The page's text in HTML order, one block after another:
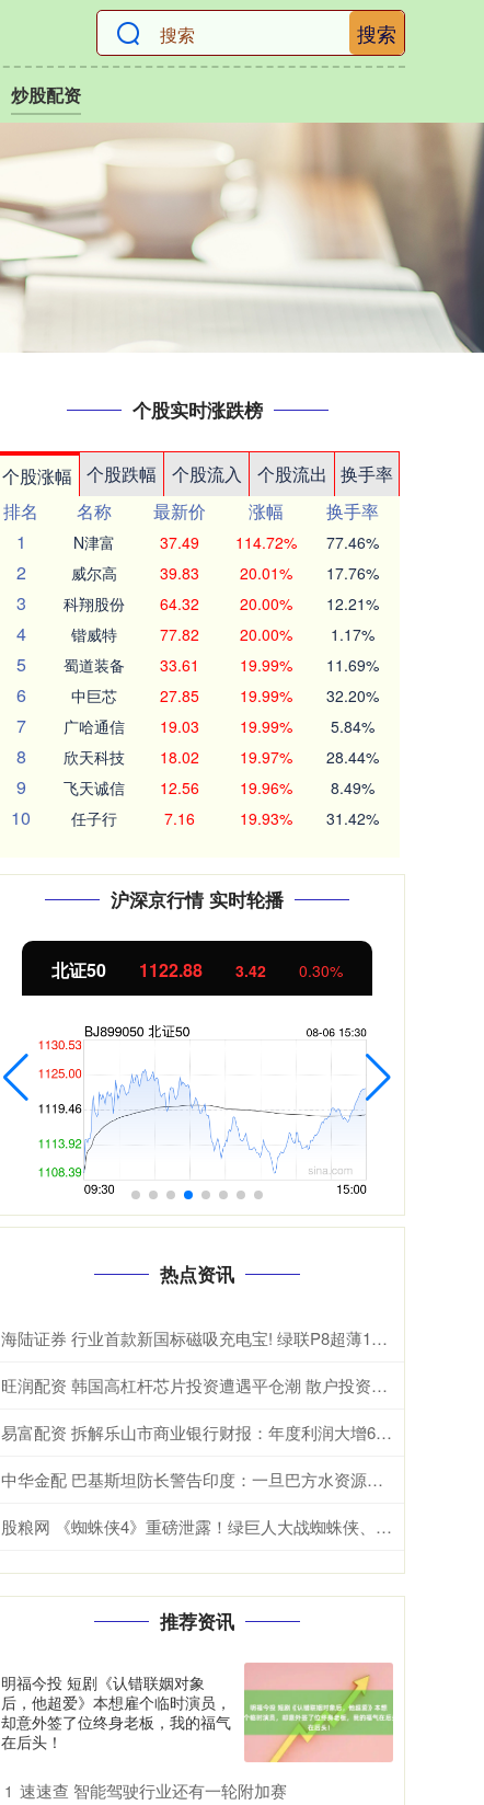
搜索
炒股配资
个股实时涨跌榜
个股涨幅 个股跌幅 个股流入 个股流出
换手率
排名
名称 最新价 涨幅
换手率
1
N津富 37.49 114.72% 77.46%
2 威尔高 39.83 20.01% 17.76%
3 科翔股份 64.32 20.00% 12.21%
4 锴威特 77.82 20.00% 1.17%
5 蜀道装备 33.61 19.99% 11.69%
6 中巨芯 27.85 19.99% 32.20%
7 广哈通信 19.03 19.99% 5.84%
8 欣天科技 18.02 19.97% 28.44%
9 飞天诚信 12.56 19.96% 8.49%
10 任子行 7.16 19.93% 31.42%
沪深京行情 实时轮播
创业板指 3515.56 -19.58 -0.55%
热点资讯
海陆证券 行业首款新国标磁吸充电宝! 绿联P8超薄10000mAh磁吸移动电源开启预约
旺润配资 韩国高杠杆芯片投资遭遇平仓潮 散户投资者损失惨重
易富配资 拆解乐山市商业银行财报：年度利润大增68%，是否可持续？
中华金配 巴基斯坦防长警告印度：一旦巴方水资源安全受到威胁，肯定与印度开战
股粮网 《蜘蛛侠4》重磅泄露！绿巨人大战蜘蛛侠、梅姨回归
推荐资讯
明福今投 短剧《认错联姻对象
后，他超爱》本想雇个临时演员，
却意外签了位终身老板，我的福气
在后头！
1 速速查 智能驾驶行业还有一轮附加赛